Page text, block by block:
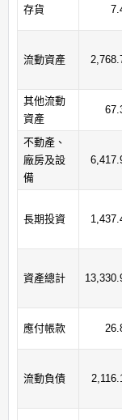
存貨
流動資產
其他流動
資產
不動產、
廠房及設
備
長期投資
資產總計
應付帳款
流動負債